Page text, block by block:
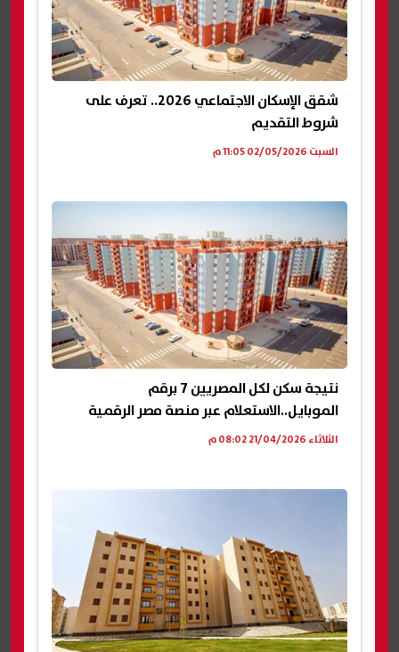
شقق الإسكان الاجتماعي 2026.. تعرف على
شروط التقديم
السبت 02/05/2026 11:05 م
نتيجة سكن لكل المصريين 7 برقم
الموبايل..الاستعلام عبر منصة مصر الرقمية
الثلاثاء 21/04/2026 08:02 م